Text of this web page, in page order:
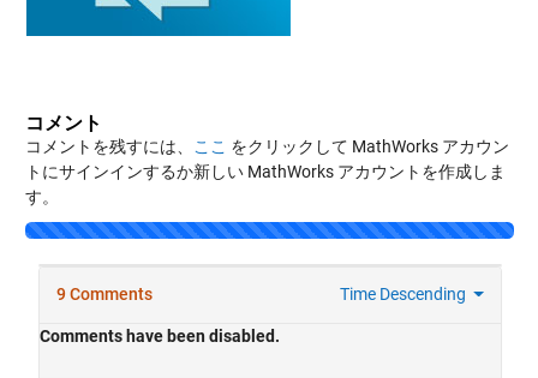
コメント
コメントを残すには、 ここ をクリックして MathWorks アカウン
トにサインインするか新しい MathWorks アカウントを作成しま
す。